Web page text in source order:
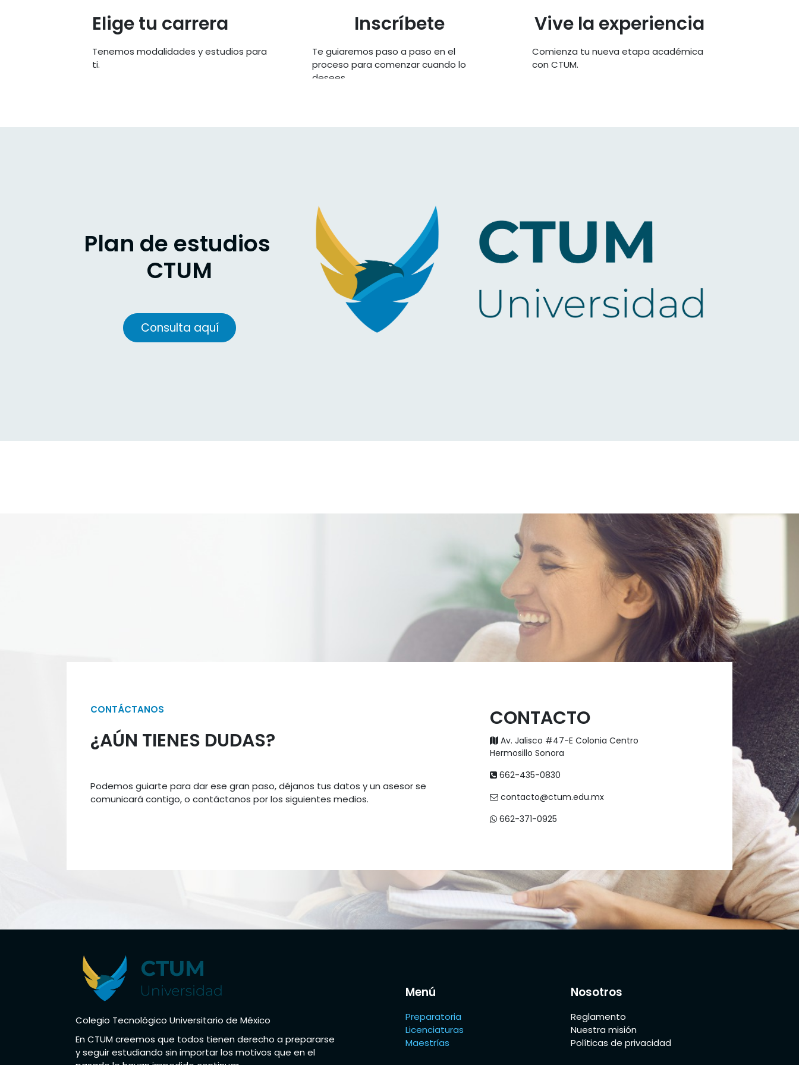
Elige tu carrera
Tenemos modalidades y estudios para
ti.
Inscríbete
Te guiaremos paso a paso en el
proceso para comenzar cuando lo
desees.
Vive la experiencia
Comienza tu nueva etapa académica
con CTUM.
Plan de estudios
CTUM
Consulta aquí
CONTÁCTANOS
¿AÚN TIENES DUDAS?
Podemos guiarte para dar ese gran paso, déjanos tus datos y un asesor se
comunicará contigo, o contáctanos por los siguientes medios.
CONTACTO​
Av. Jalisco #47-E Colonia Centro
Hermosillo Sonora
662-435-0830
contacto@ctum.edu.mx
662-371-0925
Menú
Preparatoria
Licenciaturas
Maestrías
Nosotros
Reglamento
Nuestra misión
Políticas de privacidad
Colegio Tecnológico Universitario de México
En CTUM creemos que todos tienen derecho a prepararse
y seguir estudiando sin importar los motivos que en el